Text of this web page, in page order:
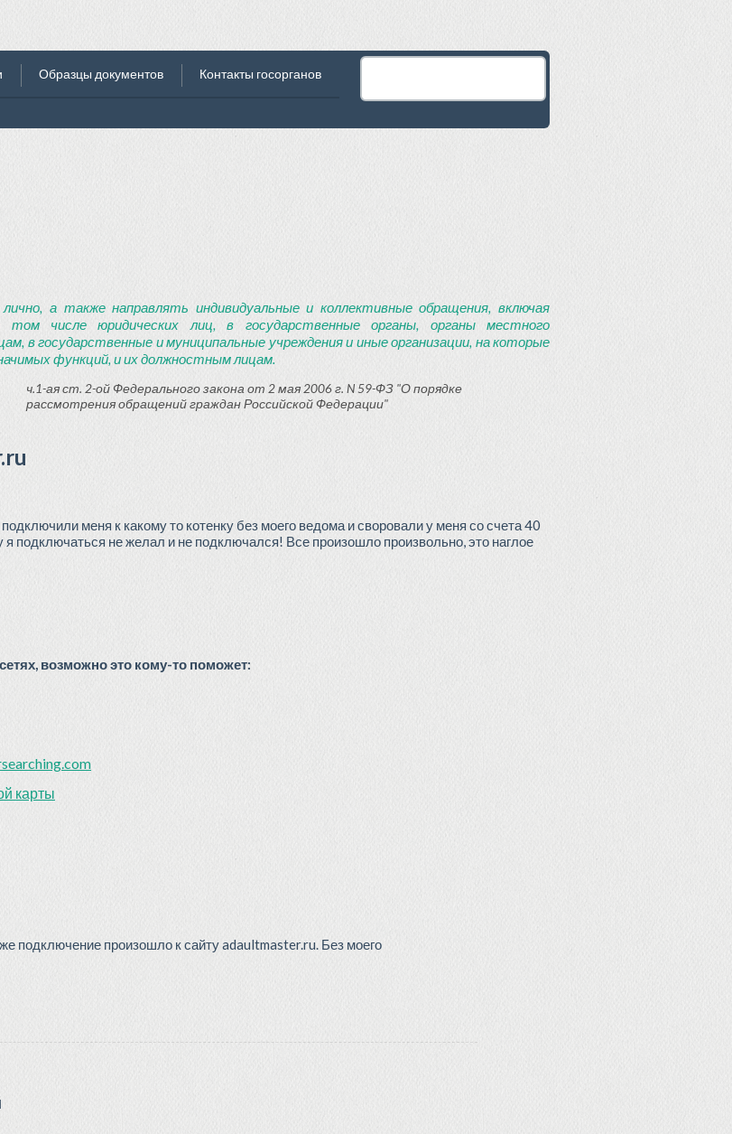
Образцы документов Контакты госорганов
а также направлять индивидуальные и коллективные обращения, включая
том числе юридических лиц, в государственные органы, органы местного
в государственные и муниципальные учреждения и иные организации, на которые
функций, и их должностным лицам.
ч.1-ая ст. 2-ой Федерального закона от 2 мая 2006 г. N 59-ФЗ "О порядке
рассмотрения обращений граждан Российской Федерации"
меня к какому то котенку без моего ведома и своровали у меня со счета 40
я подключаться не желал и не подключался! Все произошло произвольно, это наглое
возможно это кому-то поможет:
карты
подключение произошло к сайту adaultmaster.ru. Без моего